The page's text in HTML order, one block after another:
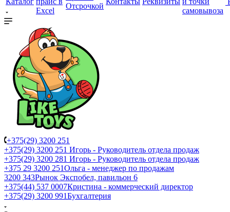
Excel
Отсрочкой
самовывоза
+375(29) 3200 251
+375(29) 3200 251 Игорь - Руководитель отдела продаж
+375(29) 3200 281 Игорь - Руководитель отдела продаж
+З75 29 3200 251Ольга - менеджер по продажам
3200 343Рынок Экспобел, павильон 6
+375(44) 537 0007Кристина - коммерческий директор
+375(29) 3200 991Бухгалтерия